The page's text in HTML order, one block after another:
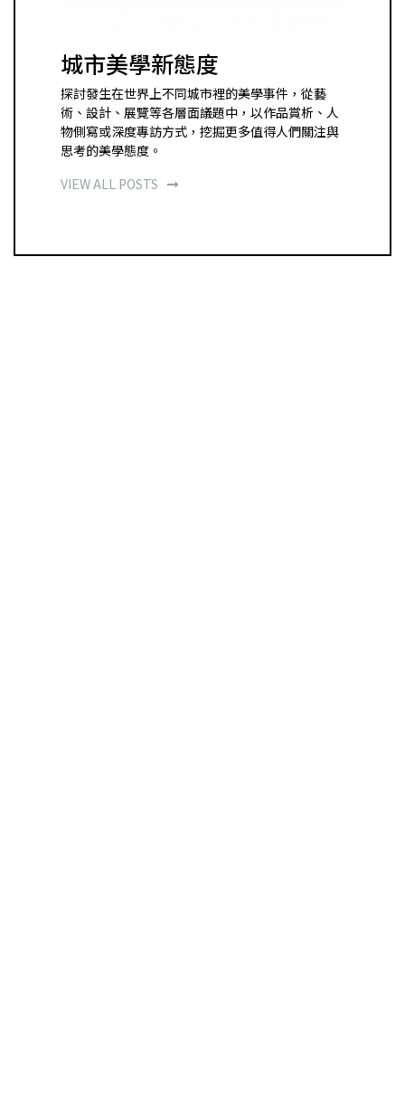
城市美學新態度
探討發生在世界上不同城市裡的美學事件，從藝
術、設計、展覽等各層面議題中，以作品賞析、人
物側寫或深度專訪方式，挖掘更多值得人們關注與
思考的美學態度。
VIEW ALL POSTS